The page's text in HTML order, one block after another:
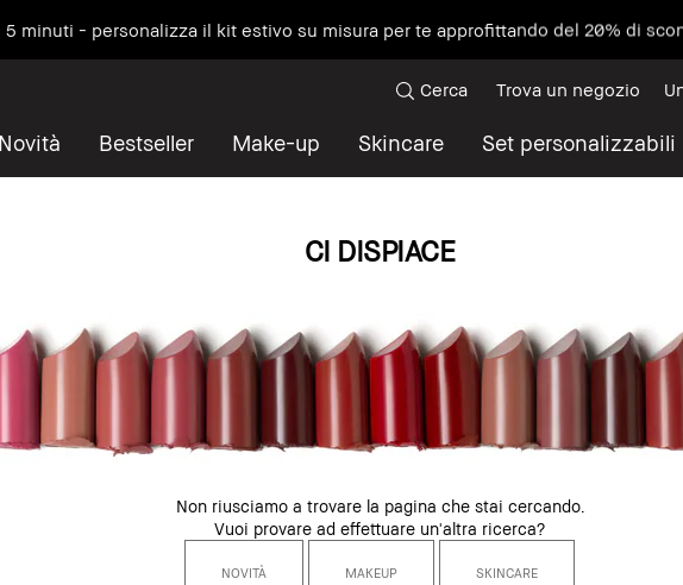
5 minuti - personalizza il kit estivo su misura per te approfittando del 20% di
Novità Bestseller Make-up Skincare Set personalizzabili
Cerca Trova un negozio
CI DISPIACE
Non riusciamo a trovare la pagina che stai cercando.
Vuoi provare ad effettuare un'altra ricerca?
NOVITÀ MAKEUP SKINCARE